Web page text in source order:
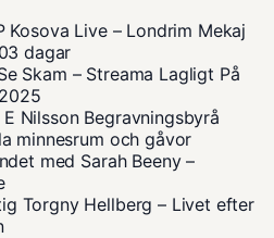
Kosova Live – Londrim Mekaj
dagar
Skam – Streama Lagligt På
Nilsson Begravningsbyrå
minnesrum och gåvor
med Sarah Beeny –
Torgny Hellberg – Livet efter